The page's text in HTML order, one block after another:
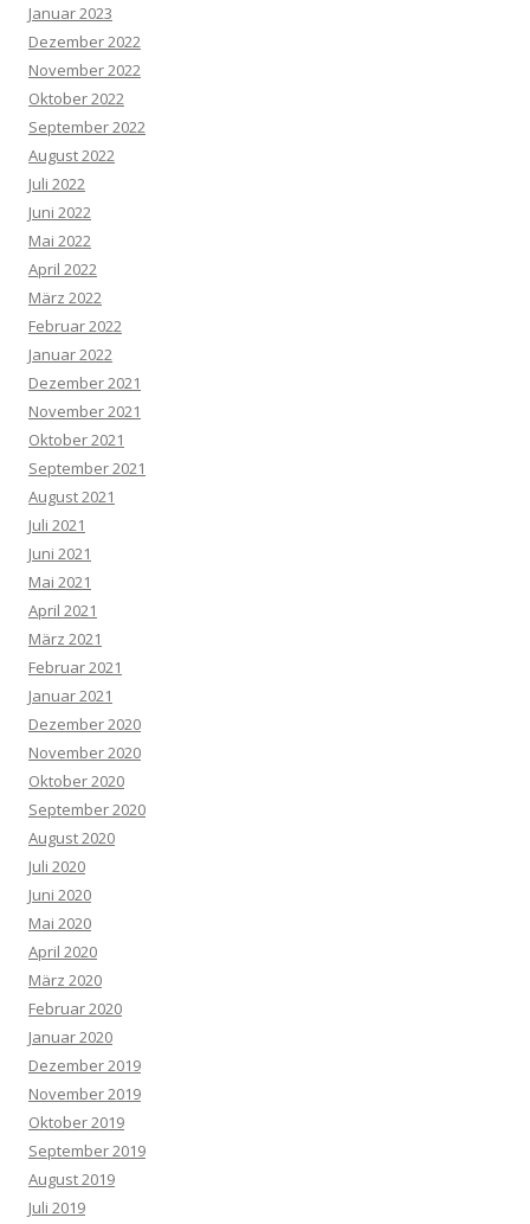
Januar 2023
Dezember 2022
November 2022
Oktober 2022
September 2022
August 2022
Juli 2022
Juni 2022
Mai 2022
April 2022
März 2022
Februar 2022
Januar 2022
Dezember 2021
November 2021
Oktober 2021
September 2021
August 2021
Juli 2021
Juni 2021
Mai 2021
April 2021
März 2021
Februar 2021
Januar 2021
Dezember 2020
November 2020
Oktober 2020
September 2020
August 2020
Juli 2020
Juni 2020
Mai 2020
April 2020
März 2020
Februar 2020
Januar 2020
Dezember 2019
November 2019
Oktober 2019
September 2019
August 2019
Juli 2019